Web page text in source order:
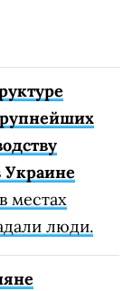
Украине
местах
люди.